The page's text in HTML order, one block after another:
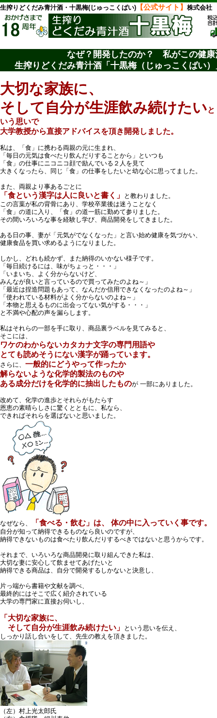
生搾りどくだみ青汁酒・十黒梅(じゅっこくばい) 【公式サイト】 株式会社
なぜ？開発したのか？ 私がこの健康
生搾りどくだみ青汁酒「十黒梅（じゅっこくばい
大切な家族に、
そして自分が生涯飲み続けたいと
いう思いで
大学教授から直接アドバイスを頂き開発しました。
私は、「食」に携わる両親の元に生まれ、
「毎日の元気は食べたり飲んだりすることから」といつも
「食」の仕事にニコニコ顔で励んでいる２人を見て
大きくなったら、同じ「食」の仕事をしたいと幼な心に思ってました。
また、両親より事あるごとに
「食という漢字は人に良いと書く」
と教わりました。
この言葉が私の背骨にあり、学校卒業後は迷うことなく
「食」の道に入り、「食」の道一筋に勤めて参りました。
その間いろいろな事を経験し学び、商品開発をしてきました。
ある日の事、妻が「元気がでなくなった」と言い始め健康を気づかい、
健康食品を買い求めるようになりました。
しかし、どれも続かず、また納得のいかない様子です。
「毎日続けるには、味がちょっと・・・」
「いまいち、よく分からないけど、
みんなが良いと言っているので買ってみたのよね～」
「最近は捏造問題もあって、なんだか信用できなくなったのよね～」
「使われている材料がよく分からないのよね～」
「本物と思えるものに出会ってない気がする・・・」
と不満や心配の声を漏らします。
私はそれらの一部を手に取り、商品裏ラベルを見てみると、
そこには、
ワケのわからないカタカナ文字の専門用語や
とても読めそうにない漢字が踊っています。
さらに、 一般的にどうやって作ったか
解らないような化学的製法のものや
ある成分だけを化学的に抽出したものが 一部にありました。
改めて、化学の進歩とそれらがもたらす
恩恵の素晴らしさに驚くとともに、私なら、
できればそれらを選ばないと思いました。
なぜなら、 「食べる・飲む」は、 体の中に入っていく事です。
自分が知って納得できるものなら良いのですが、
納得できないものは食べたり飲んだりするべきではないと思うからです。
それまで、いろいろな商品開発に取り組んできた私は、
大切な妻に安心して飲ませてあげたいと
納得できる商品は、自分で開発するしかないと決意し、
片っ端から書籍や文献を調べ、
最終的にはそこで広く紹介されている
大学の専門家に直接お伺いし、
「大切な家族に、
そして自分が生涯飲み続けたい」
という思いを伝え、
しっかり話し合いをして、先生の教えを頂きました。
（左）村上光太郎氏